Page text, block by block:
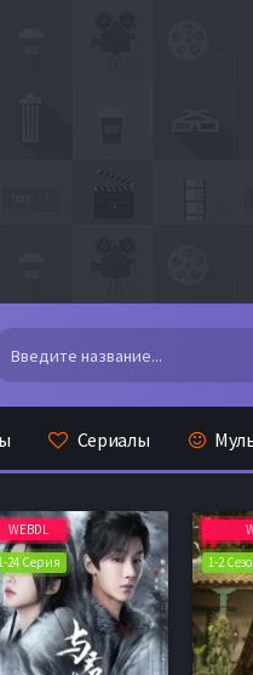
Сериалы
WEBDL
24 Серия
1-2